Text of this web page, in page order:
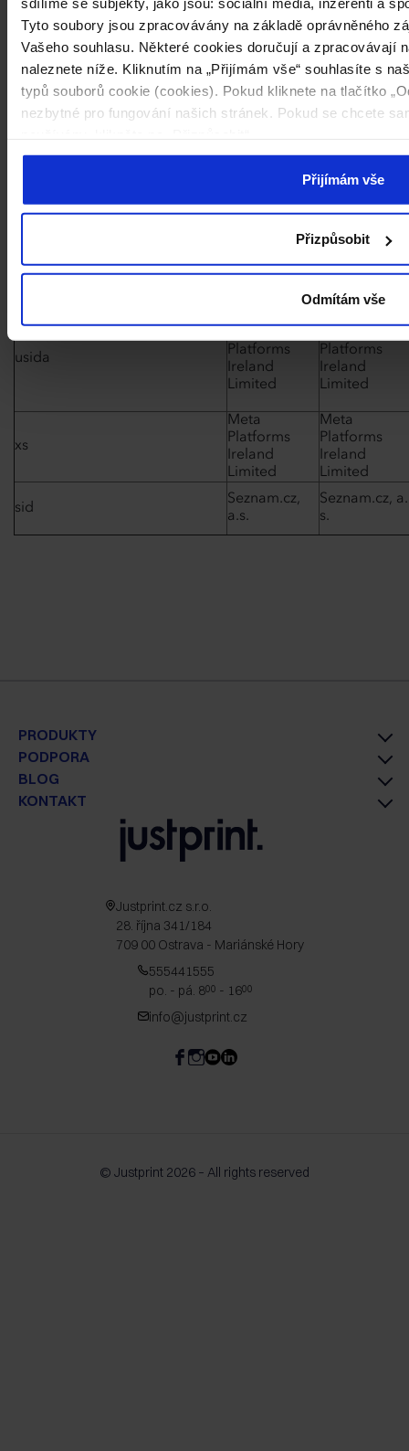
Tyto soubory jsou zpracovávány na základě oprávněného
Vašeho souhlasu. Některé cookies doručují a zpracovávají
naleznete níže. Kliknutím na „Přijímám vše“ souhlasíte s
typů souborů cookie (cookies). Pokud kliknete na tlačítko
nezbytné pro fungování našich stránek. Pokud se chcete
Přijímám vše
Přizpůsobit
Odmítám vše
Meta
Platforms
Ireland
Limited
Meta
Platforms
Ireland
Limited
Meta
Ireland
Meta
Ireland
Limited
Ireland
Limited
Platforms
Ireland
Limited
usida
Platforms
Ireland
Limited
Platforms
Ireland
Limited
xs
Meta
Platforms
Ireland
Limited
Meta
Platforms
Ireland
Limited
sid
Seznam.cz,
a.s.
Seznam.cz, a.
s.
PRODUKTY
PODPORA
BLOG
KONTAKT
Justprint.cz s.r.o.
28. října 341/184
709 00 Ostrava - Mariánské Hory
555441555
po. - pá. 800 - 1600
info@justprint.cz
© Justprint 2026 – All rights reserved